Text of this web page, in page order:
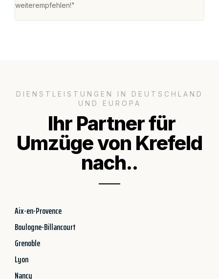
weiterempfehlen!"
DIENSTLEISTUNGEN IN DEUTSCHLAND
UND EUROPA
Ihr Partner für
Umzüge von Krefeld
nach..
Aix-en-Provence
Boulogne-Billancourt
Grenoble
Lyon
Nancy